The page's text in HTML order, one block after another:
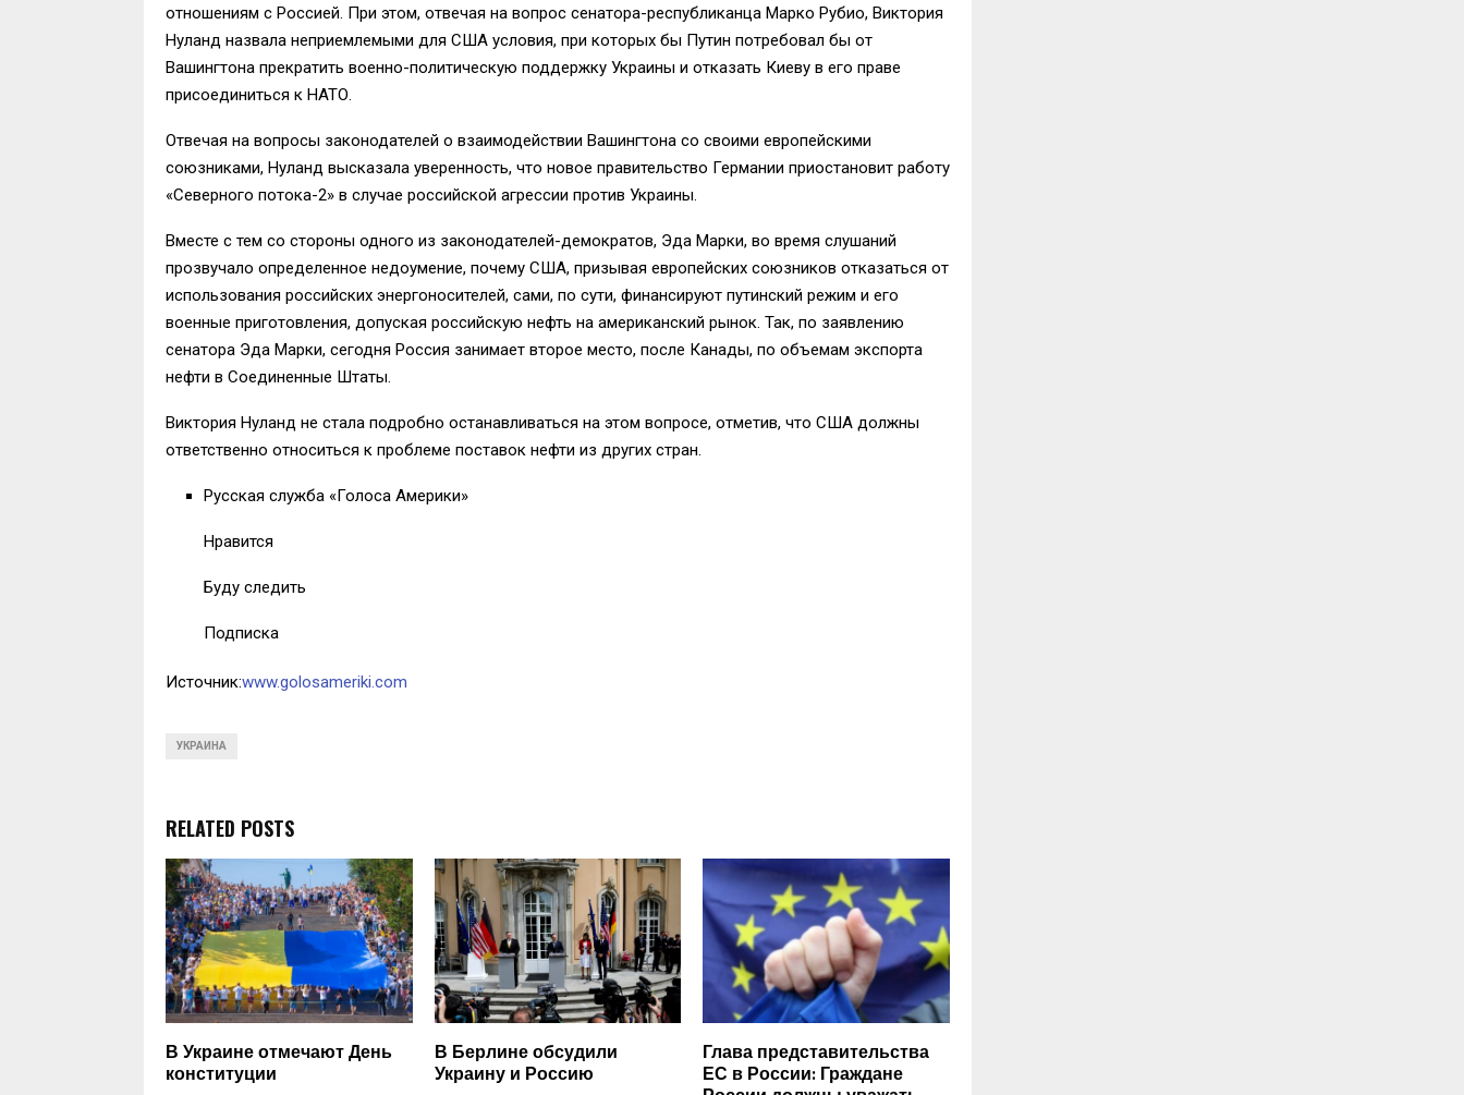
отношениям с Россией. При этом, отвечая на вопрос сенатора-республиканца Марко Рубио, Виктория
Нуланд назвала неприемлемыми для США условия, при которых бы Путин потребовал бы от
Вашингтона прекратить военно-политическую поддержку Украины и отказать Киеву в его праве
присоединиться к НАТО.
Отвечая на вопросы законодателей о взаимодействии Вашингтона со своими европейскими
союзниками, Нуланд высказала уверенность, что новое правительство Германии приостановит работу
«Северного потока-2» в случае российской агрессии против Украины.
Вместе с тем со стороны одного из законодателей-демократов, Эда Марки, во время слушаний
прозвучало определенное недоумение, почему США, призывая европейских союзников отказаться от
использования российских энергоносителей, сами, по сути, финансируют путинский режим и его
военные приготовления, допуская российскую нефть на американский рынок. Так, по заявлению
сенатора Эда Марки, сегодня Россия занимает второе место, после Канады, по объемам экспорта
нефти в Соединенные Штаты.
Виктория Нуланд не стала подробно останавливаться на этом вопросе, отметив, что США должны
ответственно относиться к проблеме поставок нефти из других стран.
Русская служба «Голоса Америки»
Нравится
Буду следить
Подписка
Источник:www.golosameriki.com
УКРАИНА
RELATED POSTS
В Украине отмечают День
конституции
В Берлине обсудили
Украину и Россию
Глава представительства
ЕС в России: Граждане